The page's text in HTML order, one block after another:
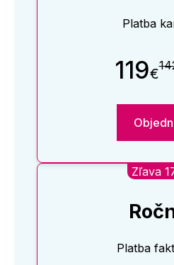
Platba
119€
Zľava
Platba